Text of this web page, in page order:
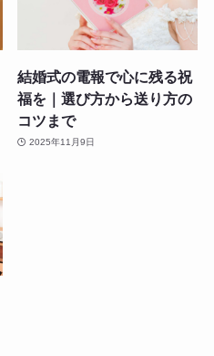
結婚式の電報で心に残る祝
福を｜選び方から送り方の
コツまで
2025年11月9日